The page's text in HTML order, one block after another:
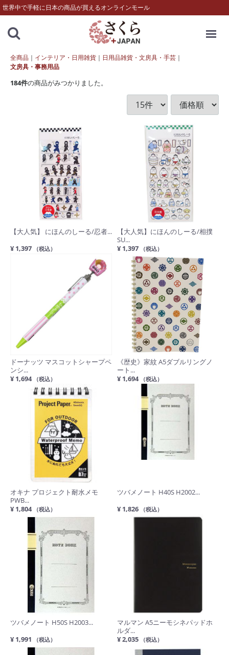
世界中で手軽に日本の商品が買えるオンラインモール
全商品 インテリア・日用雑貨
日用品雑貨・文房具・手芸
文房具・事務用品
184件の商品がみつかりました。
【大人気】 にほんのしーる/忍者...
¥ 1,397
（税込）
【大人気】にほんのしーる/相撲
SU...
¥ 1,397
（税込）
ドーナッツ マスコットシャープペ
ンシ...
¥ 1,694 （税込）
《歴史》家紋 A5ダブルリングノ
ート...
¥ 1,694 （税込）
オキナ プロジェクト耐水メモ
PWB...
¥ 1,804 （税込）
ツバメノート H40S H2002...
¥ 1,826
（税込）
ツバメノート H50S H2003...
¥ 1,991
（税込）
マルマン A5ニーモシネパッドホ
ルダ...
¥ 2,035
（税込）